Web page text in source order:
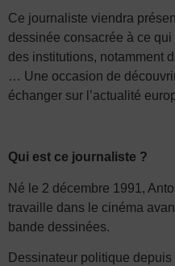
Ce journaliste viendra
dessinée consacrée à ce
des institutions, notamment
… Une occasion de
échanger sur l’actualité
Qui est ce journaliste ?
Né le 2 décembre 1991,
travaille dans le cinéma
bande dessinées.
Dessinateur politique